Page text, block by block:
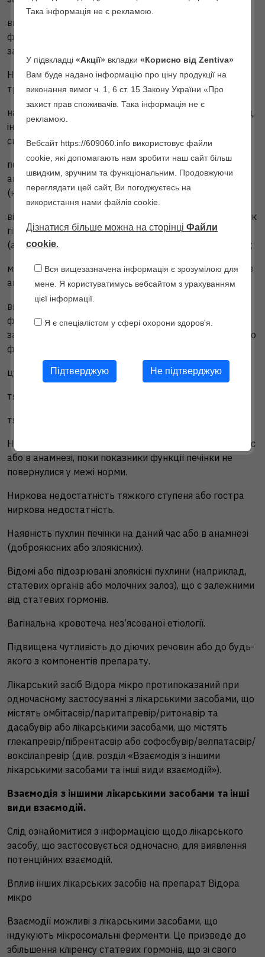
високий ризик ВТЕ через наявність множинних
факторів ризику (див. розділ «Особливості
застосування»).
Наявність або ризик розвитку артеріальної
тромбоемболії (АТЕ):
наявність АТЕ на даний час або в анамнезі (наприклад,
інфаркт міокарда) або наявність продромальних
симптомів (наприклад, стенокардія);
порушення мозкового кровообігу на даний час або в
анамнезі, наявність продромальних симптомів
(наприклад, транзиторна ішемічна атака (TIA));
відома спадкова або набута схильність до АТЕ, така як
гіпергомоцистеїнемія та антитіла до фосфоліпідів
(антитіла до кардіоліпінів, вовчаковий антикоагулянт);
мігрень із вогнищевими неврологічними симптомами в
анамнезі;
високий ризик АТЕ через наявність множинних
факторів ризику (див. розділ «Особливості
застосування») або через наявність одного серйозного
фактора ризику, такого як:
цукровий діабет із судинними ускладненнями;
тяжка артеріальна гіпертензія;
тяжка дисліпопротеїнемія.
Наявність тяжкого захворювання печінки на даний час
або в анамнезі, поки показники функції печінки не
повернулися у межі норми.
Ниркова недостатність тяжкого ступеня або гостра
ниркова недостатність.
Наявність пухлин печінки на даний час або в анамнезі
(доброякісних або злоякісних).
Відомі або підозрювані злоякісні пухлини (наприклад,
статевих органів або молочних залоз), що є залежними
від статевих гормонів.
Вагінальна кровотеча нез’ясованої етіології.
Підвищена чутливість до діючих речовин або до будь-
якого з компонентів препарату.
Лікарський засіб Відора мікро протипоказаний при
одночасному застосуванні з лікарськими засобами, що
містять омбітасвір/паритапревір/ритонавір та
даcабувір або лікарськими засобами, що містять
глекапревір/пібрентасвір або софосбувір/велпатасвір/
воксілапревір (див. розділ «Взаємодія з іншими
лікарськими засобами та інші види взаємодій»).
Взаємодія з іншими лікарськими засобами та інші
види взаємодій.
Слід ознайомитися з інформацією щодо лікарського
засобу, що застосовується одночасно, для виявлення
потенційних взаємодій.
Вплив інших лікарських засобів на препарат Відора
мікро
Взаємодії можливі з лікарськими засобами, що
індукують мікросомальні ферменти. Це призведе до
збільшення кліренсу статевих гормонів, що зі свого
Така інформація не є рекламою.
У підвкладці «Акції» вкладки «Корисно від Zentiva»
Вам буде надано інформацію про ціну продукції на
виконання вимог ч. 1, 6 ст. 15 Закону України «Про
захист прав споживачів. Така інформація не є
рекламою.
Вебсайт https://609060.info використовує файли
cookie, які допомагають нам зробити наш сайт більш
швидким, зручним та функціональним. Продовжуючи
переглядати цей сайт, Ви погоджуєтесь на
використання нами файлів cookie.
Дізнатися більше можна на сторінці Файли
cookie.
Вся вищезазначена інформація є зрозумілою для
мене. Я користуватимусь вебсайтом з урахуванням
цієї інформації.
Я є спеціалістом у сфері охорони здоров'я.
Please leave this field empty. Не підтверджую